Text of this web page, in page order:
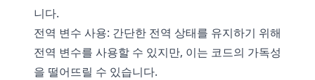
니다.
전역 변수 사용: 간단한 전역 상태를 유지하기 위해
전역 변수를 사용할 수 있지만, 이는 코드의 가독성
을 떨어뜨릴 수 있습니다.